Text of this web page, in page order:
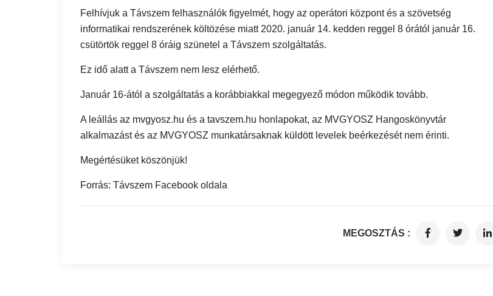
Felhívjuk a Távszem felhasználók figyelmét, hogy az operátori központ és a szövetség
informatikai rendszerének költözése miatt 2020. január 14. kedden reggel 8 órától január 16.
csütörtök reggel 8 óráig szünetel a Távszem szolgáltatás.
Ez idő alatt a Távszem nem lesz elérhető.
Január 16-ától a szolgáltatás a korábbiakkal megegyező módon működik tovább.
A leállás az mvgyosz.hu és a tavszem.hu honlapokat, az MVGYOSZ Hangoskönyvtár
alkalmazást és az MVGYOSZ munkatársaknak küldött levelek beérkezését nem érinti.
Megértésüket köszönjük!
Forrás: Távszem Facebook oldala
MEGOSZTÁS :